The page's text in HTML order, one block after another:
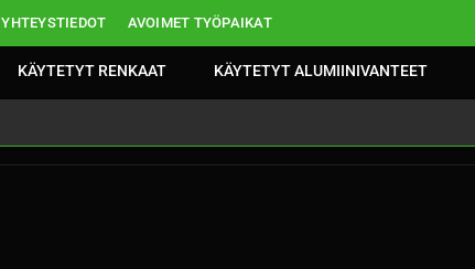
YHTEYSTIEDOT AVOIMET TYÖPAIKAT
KÄYTETYT RENKAAT KÄYTETYT ALUMIINIVANTEET